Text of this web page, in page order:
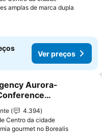
amplas de marca dupla
Ver preços
aos favoritos
Aurora-
4.394
Centro da cidade
gourmet no Borealis